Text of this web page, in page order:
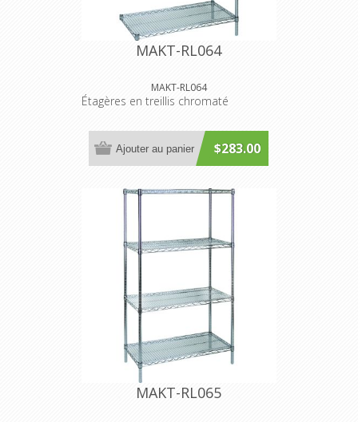
MAKT-RL064
MAKT-RL064
Étagères en treillis chromaté
$283.00
Ajouter au panier
MAKT-RL065